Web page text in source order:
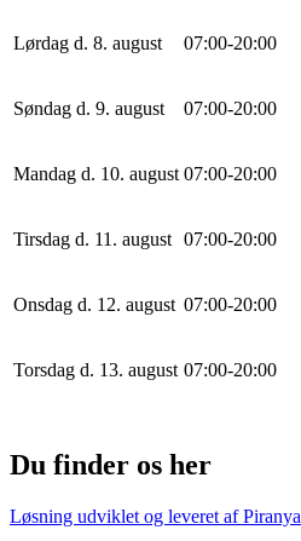
Lørdag d. 8. august 07:00-20:00
Søndag d. 9. august 07:00-20:00
Mandag d. 10. august 07:00-20:00
Tirsdag d. 11. august 07:00-20:00
Onsdag d. 12. august 07:00-20:00
Torsdag d. 13. august 07:00-20:00
Du finder os her
Løsning udviklet og leveret afPiranya